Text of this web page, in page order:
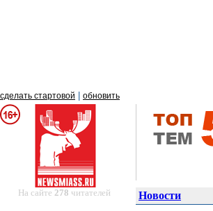
сделать стартовой обновить
На сайте 278 читателей Новости